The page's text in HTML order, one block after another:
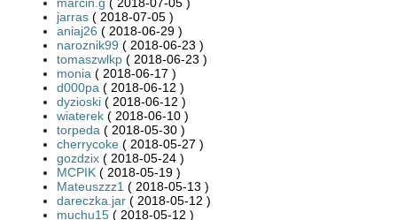
jarras ( 2018-07-05 )
aniaj26 ( 2018-06-29 )
naroznik99 ( 2018-06-23 )
tomaszwlkp ( 2018-06-23 )
monia ( 2018-06-17 )
d000pa ( 2018-06-12 )
dyzioski ( 2018-06-12 )
wiaterek ( 2018-06-10 )
torpeda ( 2018-05-30 )
cherrycoke ( 2018-05-27 )
gozdzix ( 2018-05-24 )
MCPIK ( 2018-05-19 )
Mateuszzz1 ( 2018-05-13 )
dareczka.jar ( 2018-05-12 )
muchu15 ( 2018-05-12 )